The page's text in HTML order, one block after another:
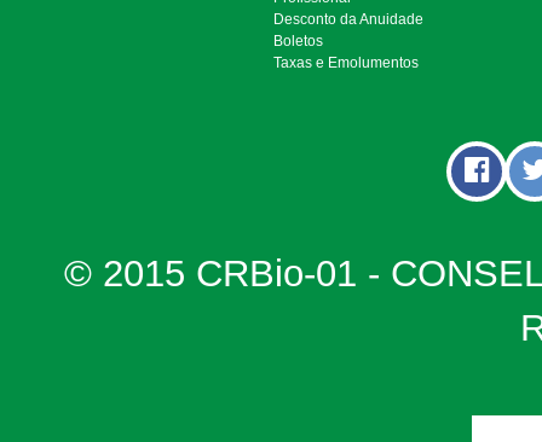
Desconto da Anuidade
Boletos
Taxas e Emolumentos
© 2015 CRBio-01 -